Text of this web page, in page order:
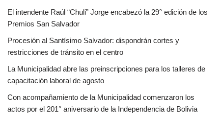
El intendente Raúl “Chuli” Jorge encabezó la 29° edición de los
Premios San Salvador
Procesión al Santísimo Salvador: dispondrán cortes y
restricciones de tránsito en el centro
La Municipalidad abre las preinscripciones para los talleres de
capacitación laboral de agosto
Con acompañamiento de la Municipalidad comenzaron los
actos por el 201° aniversario de la Independencia de Bolivia